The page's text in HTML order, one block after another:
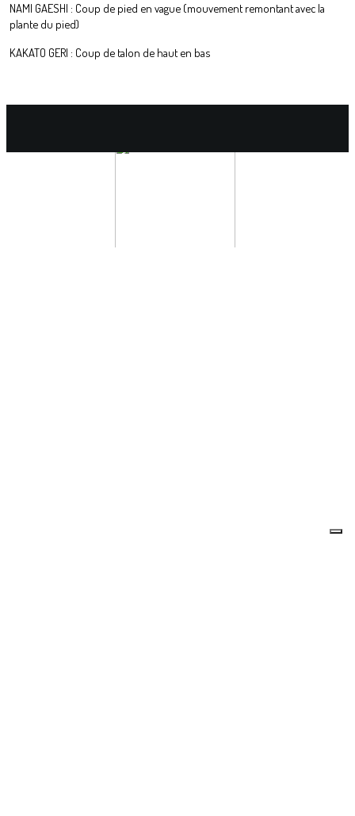
NAMI GAESHI : Coup de pied en vague (mouvement remontant avec la
plante du pied)
KAKATO GERI : Coup de talon de haut en bas